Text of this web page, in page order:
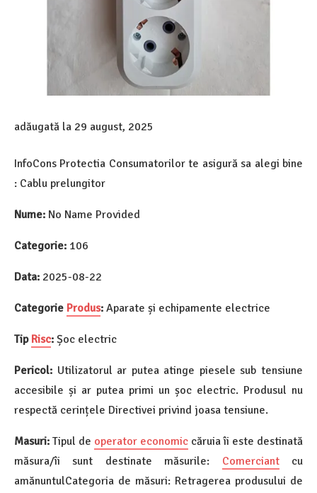
adăugată la 29 august, 2025
InfoCons Protectia Consumatorilor te asigură sa alegi bine
: Cablu prelungitor
Nume: No Name Provided
Categorie: 106
Data: 2025-08-22
Categorie Produs: Aparate și echipamente electrice
Tip Risc: Șoc electric
Pericol: Utilizatorul ar putea atinge piesele sub tensiune
accesibile și ar putea primi un șoc electric. Produsul nu
respectă cerințele Directivei privind joasa tensiune.
Masuri: Tipul de operator economic căruia îi este destinată
măsura/îi sunt destinate măsurile: Comerciantcu
amănuntulCategoria de măsuri: Retragerea produsului de